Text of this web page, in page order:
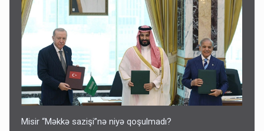
Misir “Məkkə sazişi”nə niyə qoşulmadı?